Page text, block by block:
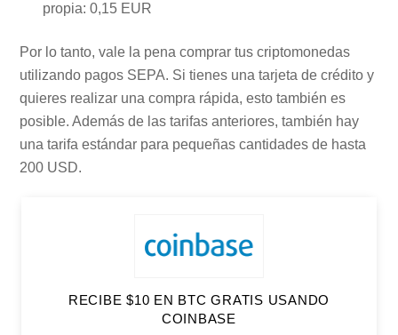
propia: 0,15 EUR
Por lo tanto, vale la pena comprar tus criptomonedas
utilizando pagos SEPA. Si tienes una tarjeta de crédito y
quieres realizar una compra rápida, esto también es
posible. Además de las tarifas anteriores, también hay
una tarifa estándar para pequeñas cantidades de hasta
200 USD.
RECIBE $10 EN BTC GRATIS USANDO
COINBASE